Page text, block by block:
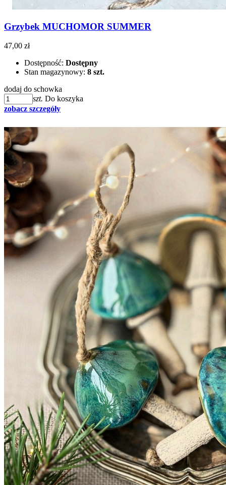
Grzybek MUCHOMOR SUMMER
47,00 zł
Dostępność: Dostępny
Stan magazynowy: 8 szt.
dodaj do schowka
szt. Do koszyka
zobacz szczegóły